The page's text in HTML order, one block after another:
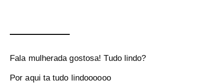
Fala mulherada gostosa! Tudo lindo?
Por aqui ta tudo lindoooooo